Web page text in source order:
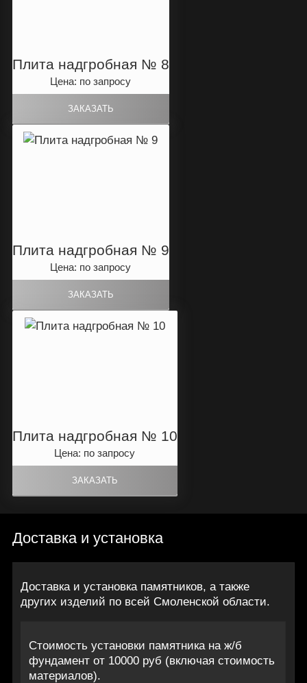
Плита надгробная № 8
Цена: по запросу
Плита надгробная № 9
Цена: по запросу
Плита надгробная № 10
Цена: по запросу
Доставка и установка
Доставка и установка памятников, а также
других изделий по всей Смоленской области.
Стоимость установки памятника на ж/б
фундамент от 10000 руб (включая стоимость
материалов).